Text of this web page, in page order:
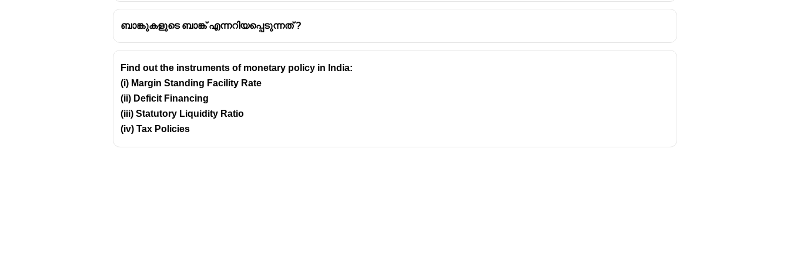
ബാങ്കുകളുടെ ബാങ്ക് എന്നറിയപ്പെടുന്നത് ?
Find out the instruments of monetary policy in India:
(i) Margin Standing Facility Rate
(ii) Deficit Financing
(iii) Statutory Liquidity Ratio
(iv) Tax Policies